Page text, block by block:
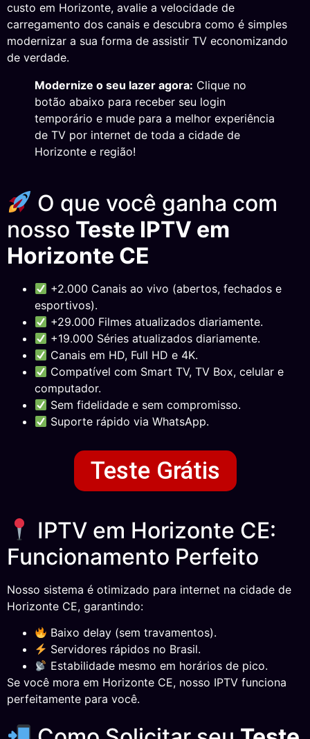
custo em Horizonte, avalie a velocidade de
carregamento dos canais e descubra como é simples
modernizar a sua forma de assistir TV economizando
de verdade.
Modernize o seu lazer agora: Clique no
botão abaixo para receber seu login
temporário e mude para a melhor experiência
de TV por internet de toda a cidade de
Horizonte e região!
O que você ganha com
nosso Teste IPTV em
Horizonte CE
+2.000 Canais ao vivo (abertos, fechados e
esportivos).
+29.000 Filmes atualizados diariamente.
+19.000 Séries atualizados diariamente.
Canais em HD, Full HD e 4K.
Compatível com Smart TV, TV Box, celular e
computador.
Sem fidelidade e sem compromisso.
Suporte rápido via WhatsApp.
Teste Grátis
IPTV em Horizonte CE:
Funcionamento Perfeito
Nosso sistema é otimizado para internet na cidade de
Horizonte CE, garantindo:
Baixo delay (sem travamentos).
Servidores rápidos no Brasil.
Estabilidade mesmo em horários de pico.
Se você mora em Horizonte CE, nosso IPTV funciona
perfeitamente para você.